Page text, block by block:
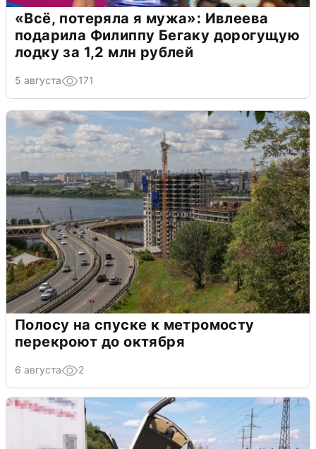
«Всё, потеряла я мужа»: Ивлеева
подарила Филиппу Бегаку дорогущую
лодку за 1,2 млн рублей
5 августа 171
Полосу на спуске к метромосту
перекроют до октября
6 августа 2